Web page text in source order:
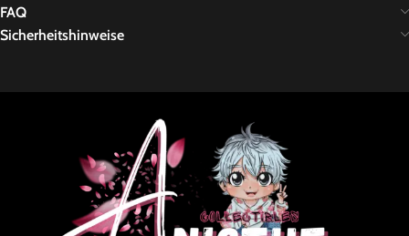
FAQ
Sicherheitshinweise